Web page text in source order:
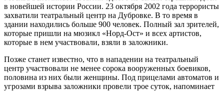
в новейшей истории России. 23 октября 2002 года террористы
захватили театральный центр на Дубровке. В то время в
здании находились больше 900 человек. Полный зал зрителей,
которые пришли на мюзикл «Норд-Ост» и всех артистов,
которые в нем участвовали, взяли в заложники.
Позже станет известно, что в нападении на театральный
центр участвовали не менее сорока вооруженных боевиков,
половина из них были женщины. Под прицелами автоматов и
угрозами взрыва заложники провели трое суток, напоминает